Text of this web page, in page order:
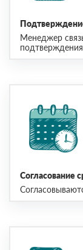
Менеджер
подтверждения
Согласование